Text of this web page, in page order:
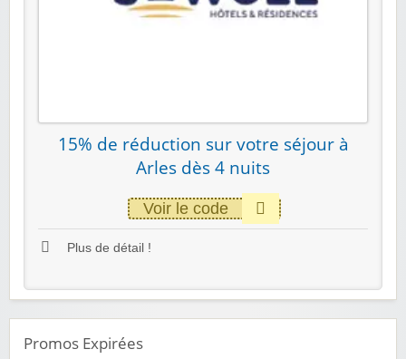
15% de réduction sur votre séjour à
Arles dès 4 nuits
Voir le code
Plus de détail !
Promos Expirées